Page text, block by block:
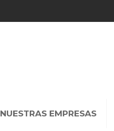
NUESTRAS EMPRESAS